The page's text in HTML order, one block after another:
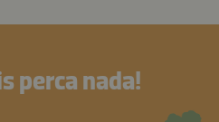
perca nada!